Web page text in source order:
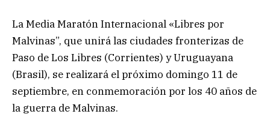
La Media Maratón Internacional «Libres por
Malvinas”, que unirá las ciudades fronterizas de
Paso de Los Libres (Corrientes) y Uruguayana
(Brasil), se realizará el próximo domingo 11 de
septiembre, en conmemoración por los 40 años de
la guerra de Malvinas.